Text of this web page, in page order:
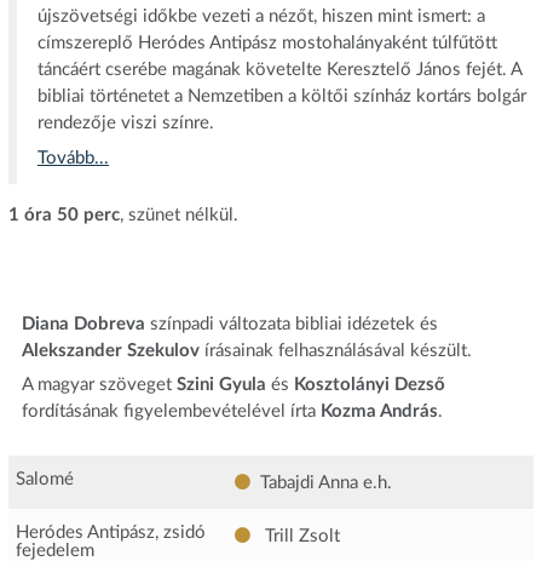
újszövetségi időkbe vezeti a nézőt, hiszen mint ismert: a
címszereplő Heródes Antipász mostohalányaként túlfűtött
táncáért cserébe magának követelte Keresztelő János fejét. A
bibliai történetet a Nemzetiben a költői színház kortárs bolgár
rendezője viszi színre.
Tovább...
1 óra 50 perc, szünet nélkül.
Diana Dobreva színpadi változata bibliai idézetek és
Alekszander Szekulovírásainak felhasználásával készült.
A magyar szöveget Szini Gyula és Kosztolányi Dezső
fordításának figyelembevételével írta Kozma András.
Salomé Tabajdi Anna e.h.
Heródes Antipász, zsidó
fejedelem
Trill Zsolt